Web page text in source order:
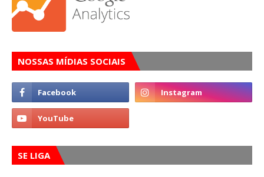
NOSSAS MÍDIAS SOCIAIS
SE LIGA